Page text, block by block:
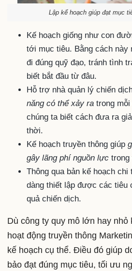
Lập kế hoạch giúp đạt mục
Kế hoạch giống như con
tới mục tiêu. Bằng cách này
đi đúng quỹ đạo, tránh tình
biết bắt đầu từ đâu.
Hỗ trợ nhà quản lý chiến
năng có thể xảy ra trong
chúng ta biết cách đưa ra
thời.
Kế hoạch truyền thông giúp
gây lãng phí nguồn lực trong
Thông qua bản kế hoạch chi
dàng thiết lập được các tiêu
quả chiến dịch.
Dù công ty quy mô lớn hay
hoạt động truyền thông
kế hoạch cụ thể. Điều đó giúp
bảo đạt đúng mục tiêu, tối ưu